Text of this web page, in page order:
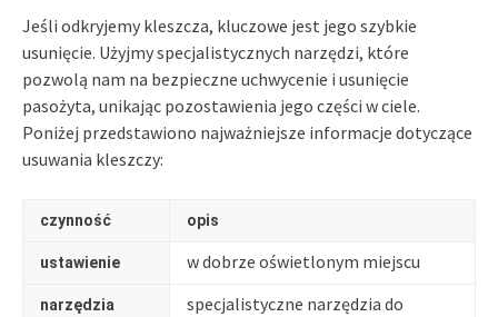
Jeśli odkryjemy kleszcza, kluczowe jest jego szybkie
usunięcie. Użyjmy specjalistycznych narzędzi, które
pozwolą nam na bezpieczne uchwycenie i usunięcie
pasożyta, unikając pozostawienia jego części w ciele.
Poniżej przedstawiono najważniejsze informacje dotyczące
usuwania kleszczy:
czynność opis
ustawienie w dobrze oświetlonym miejscu
narzędzia
specjalistyczne narzędzia do